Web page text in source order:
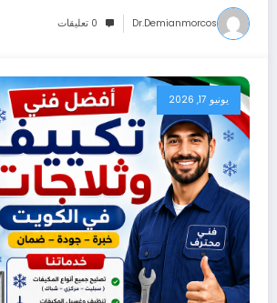
Dr.demianmorcos 0 تعليقات
يونيو 17, 2026